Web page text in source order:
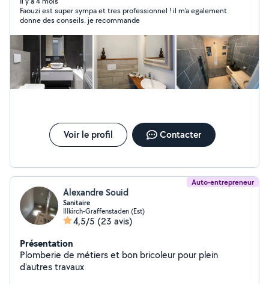
cuivre, P.E.R., multicouche - installation WC, mitigeur,
évier, baignoire, lavabo - débouchage - détection fuite
WC, fuite chaudière gaz et ballon électrique
Faouzi est super sympa et tres professionnel ! il m’a egalement
donne des conseils. je recommande
Voir le profil Contacter
Auto-entrepreneur
Alexandre Souid
Sanitaire
Illkirch-Graffenstaden (Est)
4,5/5 (23 avis)
Présentation
Plomberie de métiers et bon bricoleur pour plein
d'autres travaux